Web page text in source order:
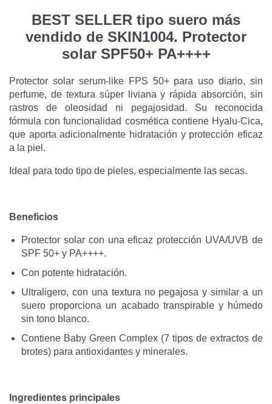
BEST SELLER tipo suero más
vendido de SKIN1004. Protector
solar SPF50+ PA++++
Protector solar serum-like FPS 50+ para uso diario, sin
perfume, de textura súper liviana y rápida absorción, sin
rastros de oleosidad ni pegajosidad. Su reconocida
fórmula con funcionalidad cosmética contiene Hyalu-Cica,
que aporta adicionalmente hidratación y protección eficaz
a la piel.
Ideal para todo tipo de pieles, especialmente las secas.
Beneficios
Protector solar con una eficaz protección UVA/UVB de
SPF 50+ y PA++++.
Con potente hidratación.
Ultraligero, con una textura no pegajosa y similar a un
suero proporciona un acabado transpirable y húmedo
sin tono blanco.
Contiene Baby Green Complex (7 tipos de extractos de
brotes) para antioxidantes y minerales.
Ingredientes principales